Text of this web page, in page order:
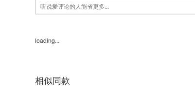
loading...
相似同款